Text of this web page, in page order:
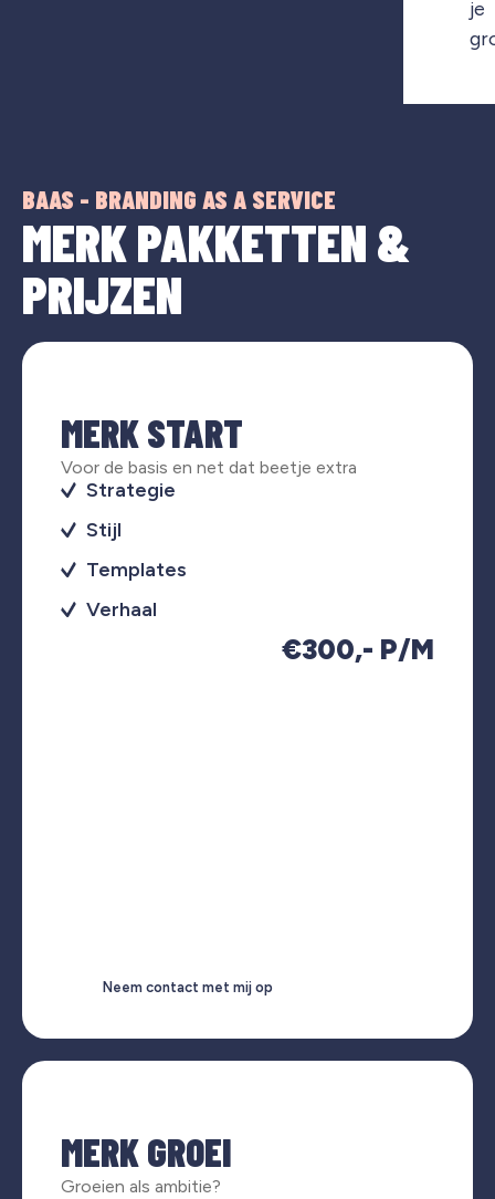
je
BAAS - BRANDING AS A SERVICE
MERK PAKKETTEN &
PRIJZEN
MERK START
Voor de basis en net dat beetje extra
Strategie
Stijl
Templates
Verhaal
€300,- P/M
Neem contact met mij op
MERK GROEI
Groeien als ambitie?